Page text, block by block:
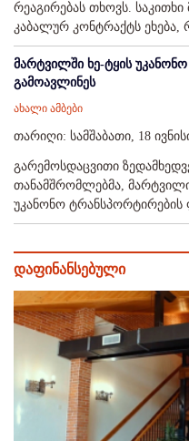
რეაგირებას თხოვს.
კაბალურ კონტრაქტს ეხება,
მარტვილში ხე-ტყის
გამოავლინეს
ახალი ამბები
თარიღი: სამშაბათი, 18
გარემოსდაცვითი
თანამშრომლებმა,
უკანონო ტრანსპორტირების
დაფინანსებული